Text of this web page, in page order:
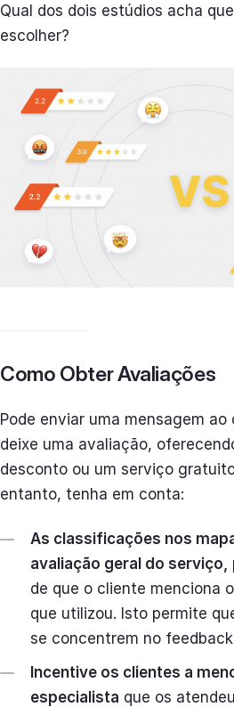
Qual dos dois estúdios acha
escolher?
Como Obter Avaliações
Pode enviar uma mensagem
deixe uma avaliação,
desconto ou um serviço
entanto, tenha em conta:
As classificações nos
avaliação geral do serviço,
de que o cliente menciona
que utilizou. Isto permite
se concentrem no
Incentive os clientes a
especialista que os